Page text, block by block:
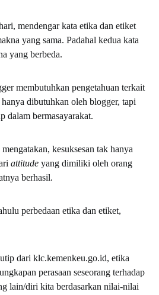
mendengar kata etika dan etiket
yang sama. Padahal kedua kata
yang berbeda.
membutuhkan pengetahuan terkait
dibutuhkan oleh blogger, tapi
dalam bermasayarakat.
kesuksesan tak hanya
attitude yang dimiliki oleh orang
berhasil.
perbedaan etika dan etiket,
dari klc.kemenkeu.go.id, etika
perasaan seseorang terhadap
lain/diri kita berdasarkan nilai-nilai